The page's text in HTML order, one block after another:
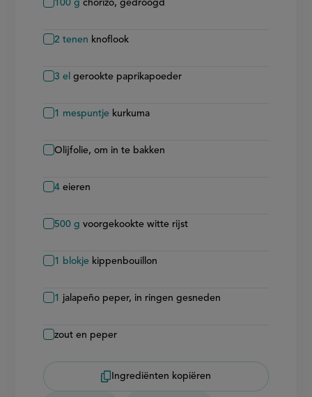
100 g chorizo, gedroogd
2 tenen knoflook
3 el gerookte paprikapoeder
1 mespuntje kurkuma
Olijfolie, om in te bakken
4 eieren
500 g voorgekookte witte rijst
1 blokje kippenbouillon
1 jalapeño peper, in ringen gesneden
zout en peper
Ingrediënten kopiëren